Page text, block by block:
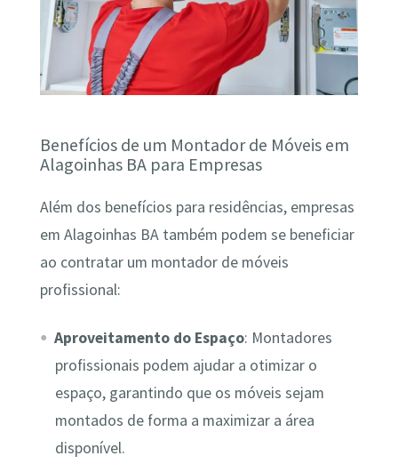
Benefícios de um Montador de Móveis em
Alagoinhas BA para Empresas
Além dos benefícios para residências, empresas
em Alagoinhas BA também podem se beneficiar
ao contratar um montador de móveis
profissional:
Aproveitamento do Espaço: Montadores
profissionais podem ajudar a otimizar o
espaço, garantindo que os móveis sejam
montados de forma a maximizar a área
disponível.